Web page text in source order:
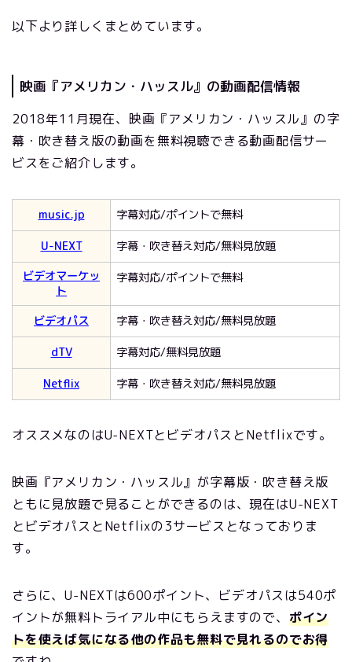
以下より詳しくまとめています。
映画『アメリカン・ハッスル』の動画配信情報
2018年11月現在、映画『アメリカン・ハッスル』の字
幕・吹き替え版の動画を無料視聴できる動画配信サー
ビスをご紹介します。
music.jp
字幕対応/ポイントで無料
U-NEXT
字幕・吹き替え対応/無料見放題
ビデオマーケッ
ト
字幕対応/ポイントで無料
ビデオパス
字幕・吹き替え対応/無料見放題
dTV
字幕対応/無料見放題
Netflix
字幕・吹き替え対応/無料見放題
オススメなのはU-NEXTとビデオパスとNetflixです。
映画『アメリカン・ハッスル』が字幕版・吹き替え版
ともに見放題で見ることができるのは、現在はU-NEXT
とビデオパスとNetflixの3サービスとなっておりま
す。
さらに、U-NEXTは600ポイント、ビデオパスは540ポ
イントが無料トライアル中にもらえますので、 ポイン
トを使えば気になる他の作品も無料で見れるのでお得